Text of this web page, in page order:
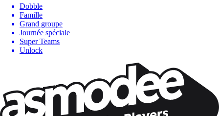
Dobble
Famille
Grand groupe
Journée spéciale
Super Teams
Unlock
Restons connectés !